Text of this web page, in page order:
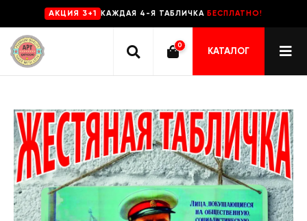
AKЦИЯ 3+1 КАЖДАЯ 4-Я ТАБЛИЧКА БЕСПЛАТНО!
0
КАТАЛОГ